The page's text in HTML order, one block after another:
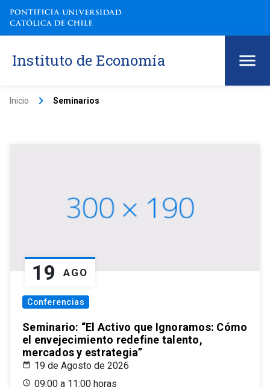
Instituto de Economía
Inicio keyboard_arrow_right Seminarios
19 AGO
Conferencias
Seminario: “El Activo que Ignoramos: Cómo
el envejecimiento redefine talento,
mercados y estrategia”
19 de Agosto de 2026
09:00 a 11:00 horas